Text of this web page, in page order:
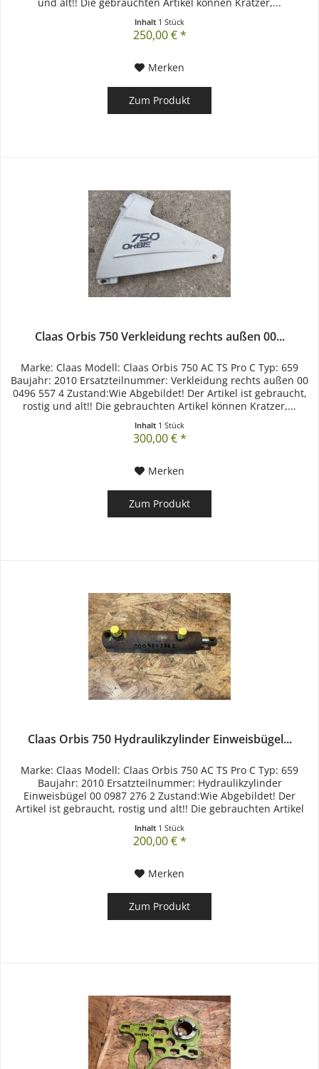
und alt!! Die gebrauchten Artikel können Kratzer,...
Inhalt 1 Stück
250,00 € *
Merken
Zum Produkt
Claas Orbis 750 Verkleidung rechts außen 00...
Marke: Claas Modell: Claas Orbis 750 AC TS Pro C Typ: 659
Baujahr: 2010 Ersatzteilnummer: Verkleidung rechts außen 00
0496 557 4 Zustand:Wie Abgebildet! Der Artikel ist gebraucht,
rostig und alt!! Die gebrauchten Artikel können Kratzer,...
Inhalt 1 Stück
300,00 € *
Merken
Zum Produkt
Claas Orbis 750 Hydraulikzylinder Einweisbügel...
Marke: Claas Modell: Claas Orbis 750 AC TS Pro C Typ: 659
Baujahr: 2010 Ersatzteilnummer: Hydraulikzylinder
Einweisbügel 00 0987 276 2 Zustand:Wie Abgebildet! Der
Artikel ist gebraucht, rostig und alt!! Die gebrauchten Artikel
Inhalt 1 Stück
200,00 € *
Merken
Zum Produkt